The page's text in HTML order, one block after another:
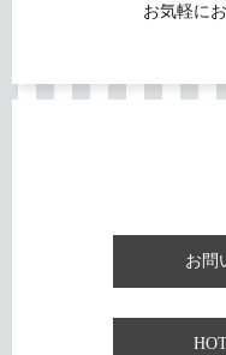
お気軽に
お問